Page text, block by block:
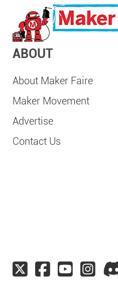
ABOUT
About Maker Faire
Maker Movement
Advertise
Contact Us